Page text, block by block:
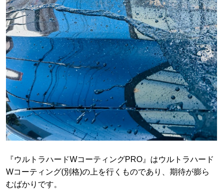
『ウルトラハードWコーティングPRO』はウルトラハード
Wコーティング(別格)の上を行くものであり、期待が膨ら
むばかりです。